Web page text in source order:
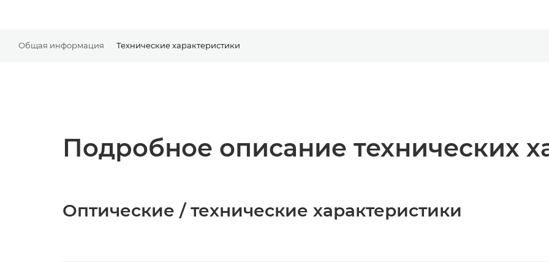
Общая информация Технические характеристики
Подробное описание технических
Оптические / технические характеристики